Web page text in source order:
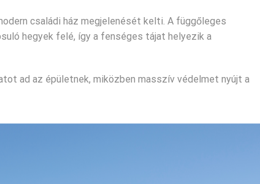
családi ház megjelenését kelti. A függőleges
hegyek felé, így a fenséges tájat helyezik a
ad az épületnek, miközben masszív védelmet nyújt a